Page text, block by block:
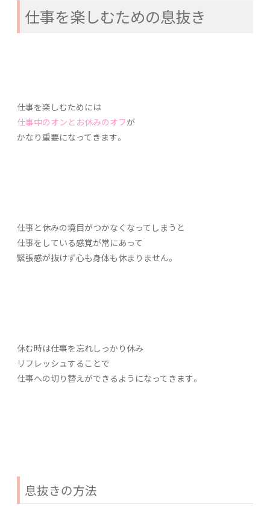
仕事を楽しむための息抜き
仕事を楽しむためには
仕事中のオンとお休みのオフが
かなり重要になってきます。
仕事と休みの境目がつかなくなってしまうと
仕事をしている感覚が常にあって
緊張感が抜けず心も身体も休まりません。
休む時は仕事を忘れしっかり休み
リフレッシュすることで
仕事への切り替えができるようになってきます。
息抜きの方法